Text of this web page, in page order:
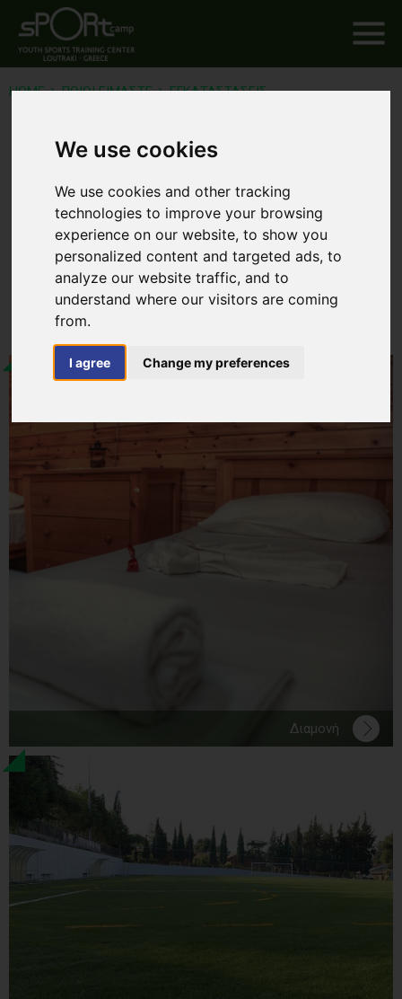
We use cookies
We use cookies and other tracking
technologies to improve your browsing
experience on our website, to show you
personalized content and targeted ads, to
analyze our website traffic, and to
understand where our visitors are coming
from.
I agree Change my preferences
HOME ΠΟΙΟΙ ΕΙΜΑΣΤΕ ΕΓΚΑΤΑΣΤΑΣΕΙΣ
ΕΓΚΑΤΑΣΤΑΣΕΙΣ
Σύγχρονεςεγκαταστάσεις άθλησης, διαμονής και
διατροφήςπου εκτείνονται σε φυσικό περιβάλλον
85.000 τ.μ.
Διαμονή